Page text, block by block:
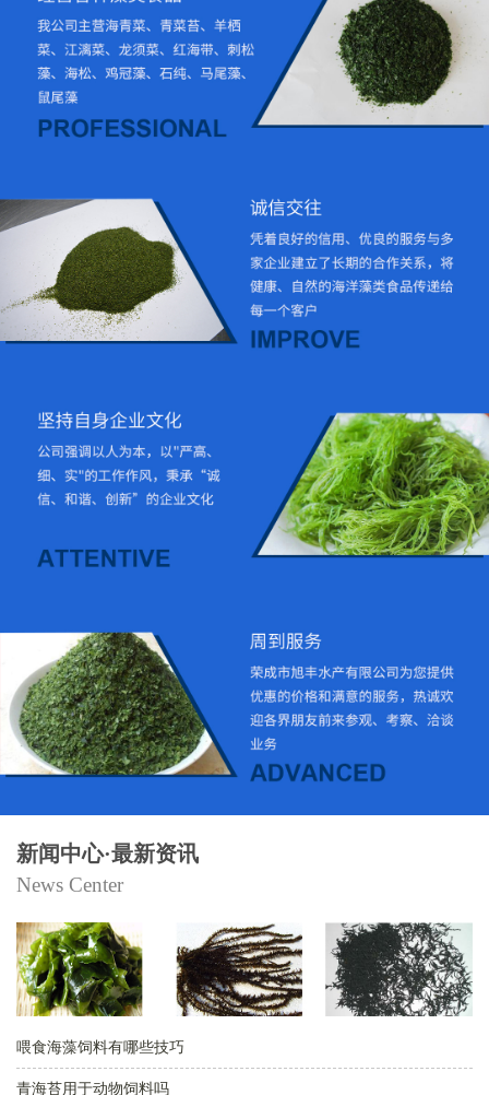
新闻中心·最新资讯
News Center
喂食海藻饲料有哪些技巧
青海苔用于动物饲料吗